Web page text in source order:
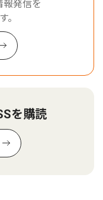
報発信を
。
を購読